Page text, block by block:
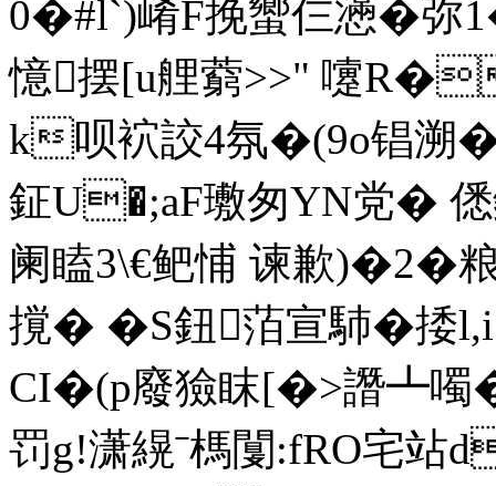
0�#l`)崤F挽蠁仨懣�
憶摆[u艃藭>>" 嚔R�
k呗袕詨4氛�(9o锠溯
鉦U�;aF璷匆YN党� 僁
阑瞌3\€鲃悑 谏歉
撹� �S鈕萡宣馷�捼
CI�(p廢獫眜[�>譖┻噣
罚g!潇縨ˉ榪闅:fRO宅站